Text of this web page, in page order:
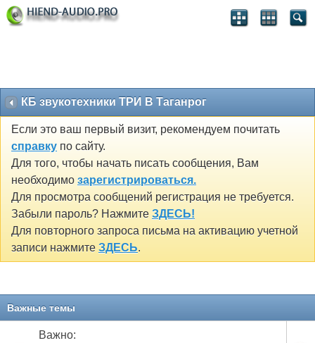
КБ звукотехники ТРИ В Таганрог
Если это ваш первый визит, рекомендуем почитать
справку по сайту.
Для того, чтобы начать писать сообщения, Вам
необходимо зарегистрироваться.
Для просмотра сообщений регистрация не требуется.
Забыли пароль? Нажмите ЗДЕСЬ!
Для повторного запроса письма на активацию учетной
записи нажмите ЗДЕСЬ.
Важные темы
Важно: